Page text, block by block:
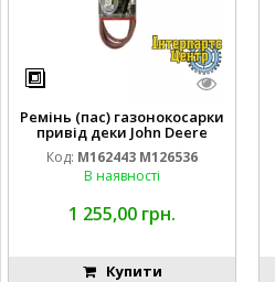
Ремінь (пас) газонокосарки
привід деки John Deere
M162443 M126536
Код: M162443 M126536
В наявності
1 255,00 грн.
Купити